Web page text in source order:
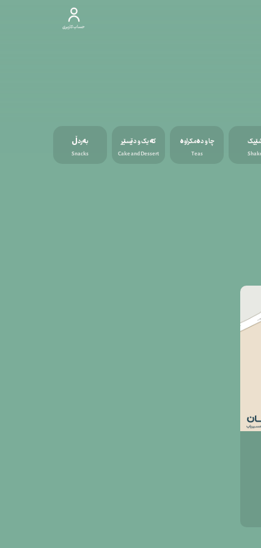
حساب کاربری
چا و دەمکراوە
Teas
کەیک و دێسێر
Cake and Dessert
بەردڵ
Snacks